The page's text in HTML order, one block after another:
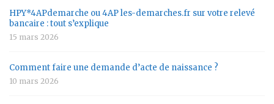
HPY*4APdemarche ou 4AP les-demarches.fr sur votre relevé
bancaire : tout s’explique
15 mars 2026
Comment faire une demande d’acte de naissance ?
10 mars 2026